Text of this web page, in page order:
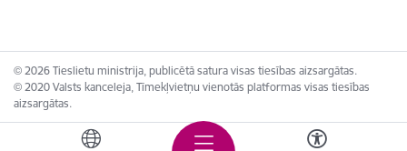
© 2026 Tieslietu ministrija, publicētā satura visas tiesības aizsargātas.
© 2020 Valsts kanceleja, Tīmekļvietņu vienotās platformas visas tiesības
aizsargātas.